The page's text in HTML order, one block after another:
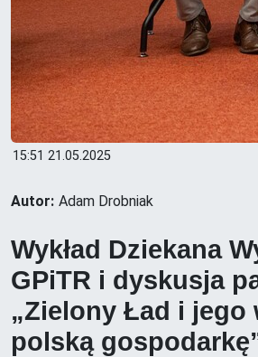
15:51 21.05.2025
Autor: Adam Drobniak
Wykład Dziekana
GPiTR i dyskusja
„Zielony Ład i jego
polską